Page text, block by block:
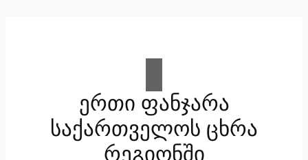
ერთი ფანჯარა
საქართველოს ცხრა